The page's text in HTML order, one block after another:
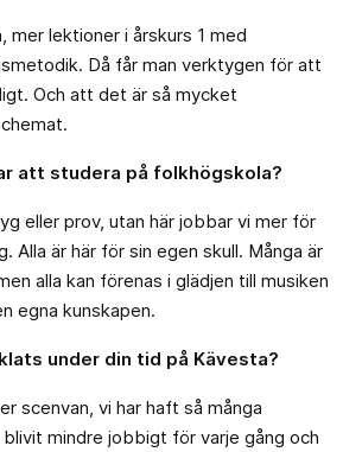
mer lektioner i årskurs 1 med
Då får man verktygen för att
Och att det är så mycket
att studera på folkhögskola?
eller prov, utan här jobbar vi mer för
Alla är här för sin egen skull. Många är
alla kan förenas i glädjen till musiken
egna kunskapen.
under din tid på Kävesta?
scenvan, vi har haft så många
mindre jobbigt för varje gång och